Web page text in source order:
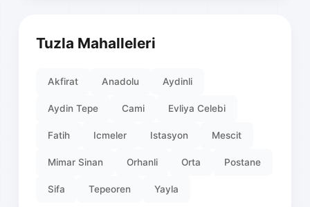
Tuzla Mahalleleri
Akfirat Anadolu Aydinli
Aydin Tepe Cami Evliya Celebi
Fatih Icmeler Istasyon Mescit
Mimar Sinan Orhanli Orta Postane
Sifa Tepeoren Yayla